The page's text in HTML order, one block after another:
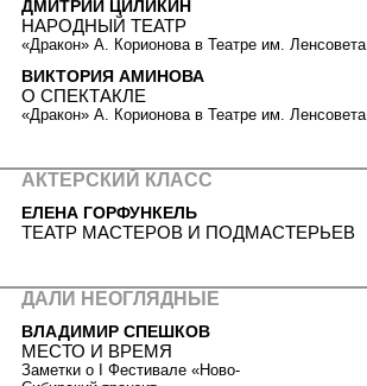
ДМИТРИЙ ЦИЛИКИН
НАРОДНЫЙ ТЕАТР
«Дракон» А. Корионова в Театре им. Ленсовета
ВИКТОРИЯ АМИНОВА
О СПЕКТАКЛЕ
«Дракон» А. Корионова в Театре им. Ленсовета
АКТЕРСКИЙ КЛАСС
ЕЛЕНА ГОРФУНКЕЛЬ
ТЕАТР МАСТЕРОВ И ПОДМАСТЕРЬЕВ
ДАЛИ НЕОГЛЯДНЫЕ
ВЛАДИМИР СПЕШКОВ
МЕСТО И ВРЕМЯ
Заметки о I Фестивале «Ново-